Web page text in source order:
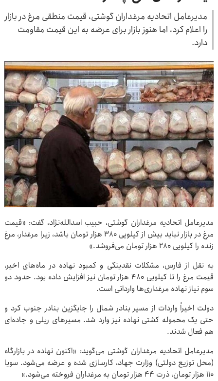
مدیرعامل اتحادیه مرغداران گوشتی، قیمت منطقی مرغ در بازار
را اعلام کرد، اما هنوز بازار برای عرضه به این قیمت مقاومت
دارد.
مدیرعامل اتحادیه مرغداران گوشتی، حبیب اسدالله‌نژاد، گفت: «قیمت
مرغ در بازار نباید بیش از کیلویی ۳۸۰ هزار تومان باشد، زیرا مرغدار، مرغ
زنده را کیلویی ۲۸۰ هزار تومان می‌فروشد.»
به نقل از فارس، مشکلات نقدینگی و کمبود نهاده در ماه‌های اخیر،
قیمت مرغ را تا کیلویی ۴۸۰ هزار تومان نیز افزایش داده بود. حدود دو
سوم نیاز نهاده مرغداری‌ها وارداتی است.
دولت اخیراً واردات از مسیر بنادر شمال را جایگزین بنادر جنوب کرد و
حتی یک محموله کشتی نهاده نیز وارد شد. مسیرهای ریلی و جاده‌ای
هم فعال شدند.
مدیرعامل اتحادیه مرغداران گوشتی می‌گوید: «اکنون نهاده در بازارگاه
(محل توزیع دولتی) وزارت جهاد، کارسازی شده و عرضه می‌شود. سویا
۱۱۰ هزار تومان، ذرت ۴۴ هزار تومان به مرغداران فروخته می‌شود.»